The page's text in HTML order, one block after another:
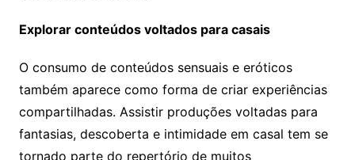
Explorar conteúdos voltados para casais
O consumo de conteúdos sensuais e eróticos
também aparece como forma de criar experiências
compartilhadas. Assistir produções voltadas para
fantasias, descoberta e intimidade em casal tem se
tornado parte do repertório de muitos